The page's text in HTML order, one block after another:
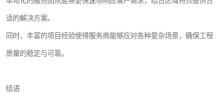
适的解决方案。
同时，丰富的项目经验使得服务商能够应对各种复杂场景，确保工程
质量的稳定与可靠。
结语